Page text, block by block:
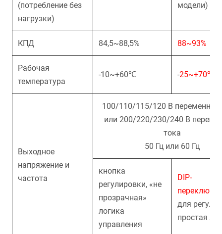
(потребление без
нагрузки)
модели)
КПД 84,5~88,5% 88~93%
Рабочая
температура
-10~+60℃ -25~+70℃
Выходное
напряжение и
частота
100/110/115/120 В
или 200/220/230/240 В
тока
50 Гц или 60 Гц
кнопка
регулировки, «не
прозрачная»
логика
управления
DIP-
для
простая